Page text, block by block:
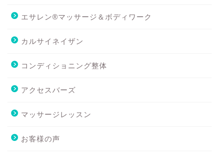
エサレン®マッサージ＆ボディワーク
カルサイネイザン
コンディショニング整体
アクセスバーズ
マッサージレッスン
お客様の声